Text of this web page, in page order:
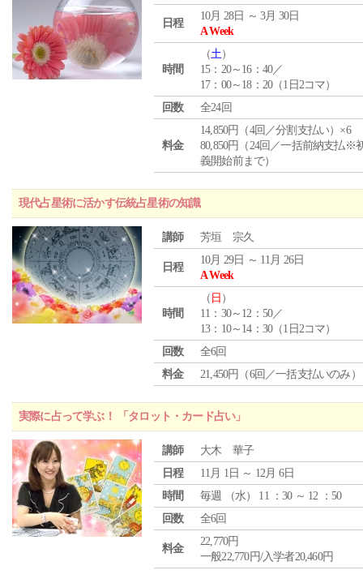
日程
10月 28日 ～ 3月 30日
A Week
時間
（土）
15：20～16：40／
17：00～18：20（1日2コマ）
回数
全24回
料金
14,850円（4回／分割支払い）×6
80,850円（24回／一括前納支払※
義開始前まで）
現代占星術に活かす伝統占星術の知識
講師 芳垣 宗久
日程
10月 29日 ～ 11月 26日
A Week
時間
（ 日 ）
11：30～12：50／
13：10～14：30（1日2コマ）
回数
全6回
料金
21,450円（6回／一括支払いのみ）
実際に占って学ぶ！ 「タロット・カード占い」
講師
大木 華子
日程
11月 1日 ～ 12月 6日
時間
毎週 （水） 11 ：30 ～ 12 ：50
回数
全6回
料金
22,770円
一般22,770円/入学者20,460円